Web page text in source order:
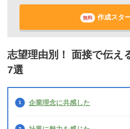
無料 作成スタ
志望理由別！ 面接で伝え
7選
企業理念に共感した